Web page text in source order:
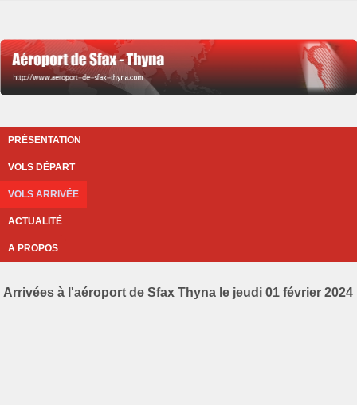
PRÉSENTATION
VOLS DÉPART
VOLS ARRIVÉE
ACTUALITÉ
A PROPOS
Arrivées à l'aéroport de Sfax Thyna le jeudi 01 février 2024